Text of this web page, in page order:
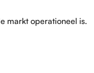
markt operationeel is.